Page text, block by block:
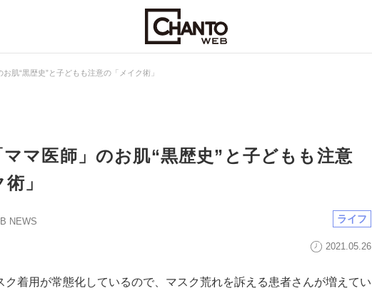
肌“黒歴史”と子どもも注意の「メイク術」
マ医師」のお肌“黒歴史”と子どもも注意
」
NEWS ライフ
2021.05.26
ク着用が常態化しているので、マスク荒れを訴える患者さんが増えてい